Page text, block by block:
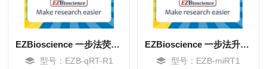
EZBioscience 一步法荧光定量专用预混液
型号：EZB-qRT-R1
EZBioscience 一步法升级版试剂盒
型号：EZB-miRT1